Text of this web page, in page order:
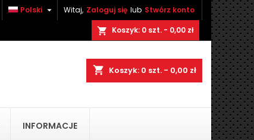
Witaj, Zaloguj się lub Stwórz konto
Polski 
shopping_cart Koszyk: 0 szt. - 0,00 zł
shopping_cart Koszyk: 0 szt. - 0,00 zł
INFORMACJE